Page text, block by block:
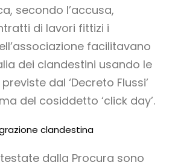
secondo l’accusa,
di lavori fittizi i
facilitavano
dei clandestini usando le
dal ‘Decreto Flussi’
del cosiddetto ‘click day’.
clandestina
dalla Procura sono